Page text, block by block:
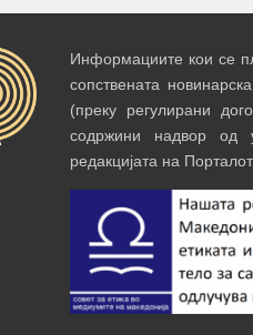
Информациите кои се
сопствената
(преку регулирани
содржини надвор од
редакцијата на